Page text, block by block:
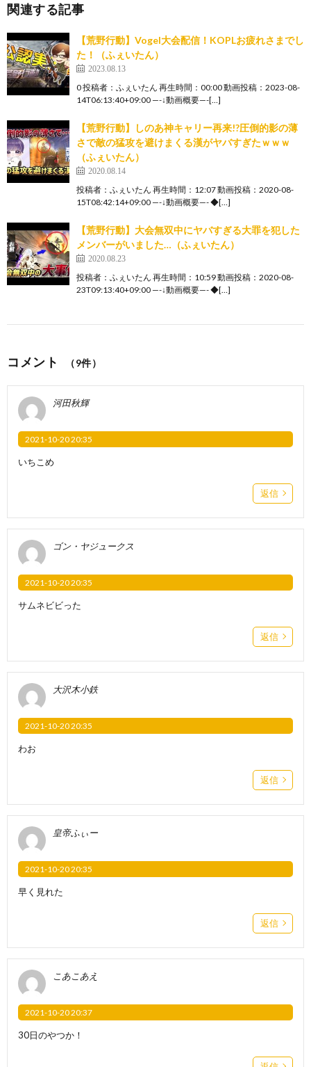
関連する記事
【荒野行動】Vogel大会配信！KOPLお疲れさまでし
た！（ふぇいたん）
2023.08.13
0 投稿者：ふぇいたん 再生時間：00:00 動画投稿：2023-08-
14T06:13:40+09:00 —-↓動画概要—-[…]
【荒野行動】しのあ神キャリー再来!?圧倒的影の薄
さで敵の猛攻を避けまくる漢がヤバすぎたｗｗｗ
（ふぇいたん）
2020.08.14
投稿者：ふぇいたん 再生時間：12:07 動画投稿：2020-08-
15T08:42:14+09:00 —-↓動画概要—- ◆[…]
【荒野行動】大会無双中にヤバすぎる大罪を犯した
メンバーがいました…（ふぇいたん）
2020.08.23
投稿者：ふぇいたん 再生時間：10:59 動画投稿：2020-08-
23T09:13:40+09:00 —-↓動画概要—- ◆[…]
コメント （9件）
河田秋輝
2021-10-20 20:35
いちこめ
返信
ゴン・ヤジュークス
2021-10-20 20:35
サムネビビった
返信
大沢木小鉄
2021-10-20 20:35
わお
返信
皇帝ふぃー
2021-10-20 20:35
早く見れた
返信
こあこあえ
2021-10-20 20:37
30日のやつか！